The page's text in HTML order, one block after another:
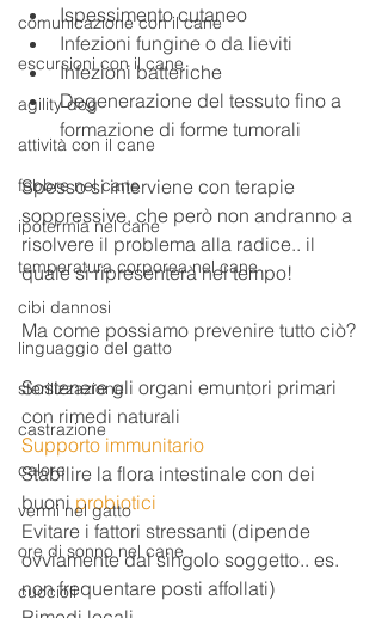
comunicazione con il cane
escursioni con il cane
agility dog
attività con il cane
febbre nel cane
ipotermia nel cane
temperatura corporea nel cane
cibi dannosi
linguaggio del gatto
sterilizzazione
castrazione
calore
vermi nel gatto
ore di sonno nel cane
cuccioli
Ispessimento cutaneo
Infezioni fungine o da lieviti
Infezioni batteriche
Degenerazione del tessuto fino a
formazione di forme tumorali
Spesso si interviene con terapie
soppressive, che però non andranno a
risolvere il problema alla radice.. il
quale si ripresenterà nel tempo!
Ma come possiamo prevenire tutto ciò?
Sostenere gli organi emuntori primari
con rimedi naturali
Supporto immunitario
Stabilire la flora intestinale con dei
buoni probiotici
Evitare i fattori stressanti (dipende
ovviamente dal singolo soggetto.. es.
non frequentare posti affollati)